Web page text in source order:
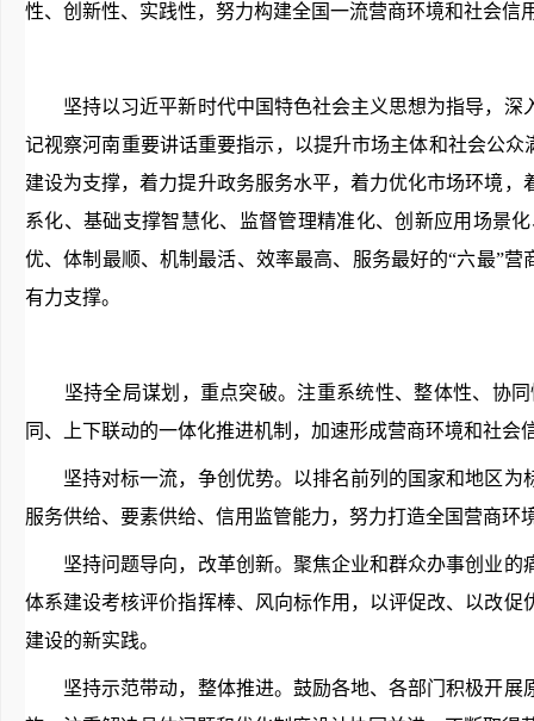
性、创新性、实践性，努力构建全国一流营商环境和社会信
坚持以习近平新时代中国特色社会主义思想为指导，深
记视察河南重要讲话重要指示，以提升市场主体和社会公
建设为支撑，着力提升政务服务水平，着力优化市场环境
系化、基础支撑智慧化、监督管理精准化、创新应用场景
优、体制最顺、机制最活、效率最高、服务最好的“六最”
有力支撑。
坚持全局谋划，重点突破。注重系统性、整体性、协同
同、上下联动的一体化推进机制，加速形成营商环境和社会
坚持对标一流，争创优势。以排名前列的国家和地区为
服务供给、要素供给、信用监管能力，努力打造全国营商环
坚持问题导向，改革创新。聚焦企业和群众办事创业的
体系建设考核评价指挥棒、风向标作用，以评促改、以改
建设的新实践。
坚持示范带动，整体推进。鼓励各地、各部门积极开展